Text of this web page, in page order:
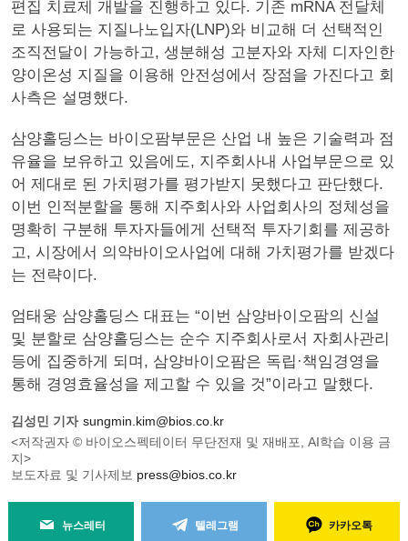
편집 치료제 개발을 진행하고 있다. 기존 mRNA 전달체
로 사용되는 지질나노입자(LNP)와 비교해 더 선택적인
조직전달이 가능하고, 생분해성 고분자와 자체 디자인한
양이온성 지질을 이용해 안전성에서 장점을 가진다고 회
사측은 설명했다.
삼양홀딩스는 바이오팜부문은 산업 내 높은 기술력과 점
유율을 보유하고 있음에도, 지주회사내 사업부문으로 있
어 제대로 된 가치평가를 평가받지 못했다고 판단했다.
이번 인적분할을 통해 지주회사와 사업회사의 정체성을
명확히 구분해 투자자들에게 선택적 투자기회를 제공하
고, 시장에서 의약바이오사업에 대해 가치평가를 받겠다
는 전략이다.
엄태웅 삼양홀딩스 대표는 “이번 삼양바이오팜의 신설
및 분할로 삼양홀딩스는 순수 지주회사로서 자회사관리
등에 집중하게 되며, 삼양바이오팜은 독립·책임경영을
통해 경영효율성을 제고할 수 있을 것”이라고 말했다.
김성민 기자 sungmin.kim@bios.co.kr
<저작권자 © 바이오스펙테이터 무단전재 및 재배포, AI학습 이용 금
지>
보도자료 및 기사제보 press@bios.co.kr
뉴스레터 텔레그램 카카오톡